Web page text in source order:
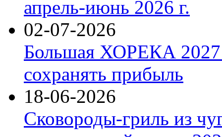
апрель-июнь 2026 г.
02-07-2026
Большая ХОРЕКА 2027:
сохранять прибыль
18-06-2026
Сковороды-гриль из